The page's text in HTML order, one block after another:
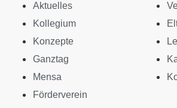
Aktuelles
Kollegium
Konzepte
Ganztag
Mensa
Förderverein